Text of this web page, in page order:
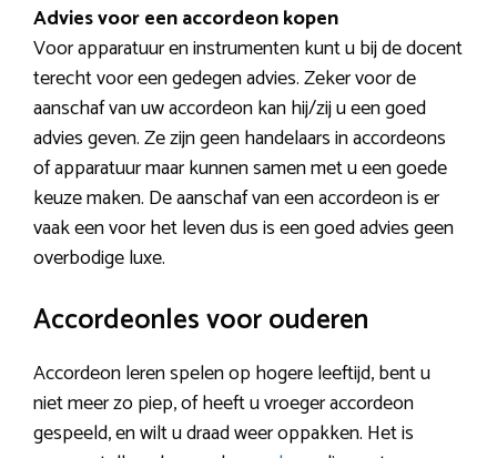
Advies voor een accordeon kopen
Voor apparatuur en instrumenten kunt u bij de docent
terecht voor een gedegen advies. Zeker voor de
aanschaf van uw accordeon kan hij/zij u een goed
advies geven. Ze zijn geen handelaars in accordeons
of apparatuur maar kunnen samen met u een goede
keuze maken. De aanschaf van een accordeon is er
vaak een voor het leven dus is een goed advies geen
overbodige luxe.
Accordeonles voor ouderen
Accordeon leren spelen op hogere leeftijd, bent u
niet meer zo piep, of heeft u vroeger accordeon
gespeeld, en wilt u draad weer oppakken. Het is